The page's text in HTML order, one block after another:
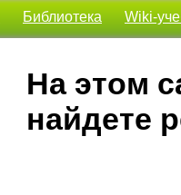
Библиотека Wiki-
На этом
найдете